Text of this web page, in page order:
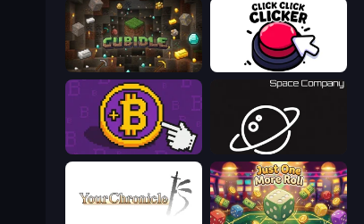
Cubidle Click Click Clicker
Money Maker Space Company